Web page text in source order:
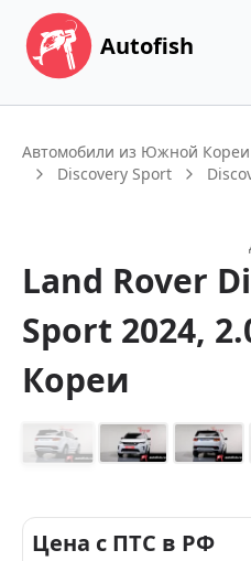
Autofish
Автомобили из Южной Кореи
Discovery Sport
Land Rover
Sport 2024,
Кореи
Цена с ПТС в РФ